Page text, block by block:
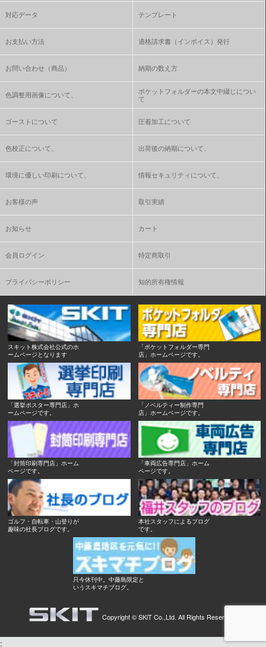
対応データ テンプレート
お支払い方法 適格請求書（インボイス）発行
お問い合わせ（商品） 納期の数え方
色調整用画像について、
ポケットフォルダーの本文中綴じについ
て
ゴーストについて 圧着加工について
色校正について、 出荷後の納期について、
環境に優しい印刷について、 情報セキュリティについて、
お客様の声 取引実績
お知らせ カート
会員ログイン 特定商取引
プライバシーポリシー 知的所有権情報
スキット株式会社公式のホ
ームページとなります
「ポケットフォルダー専門
店」ホームページです。
「選挙ポスター専門店」ホ
ームページです。
「ノベルティー制作専門
店」ホームページです。
「封筒印刷専門店」ホーム
ページです。
「車両広告専門店」ホーム
ページです。
ゴルフ・自転車・山登りが
趣味の社長ブログです。
本社スタッフによるブログ
です。
只今休刊中。中藤島限定と
いうスキマチブログ。
Copyright ©SKiT Co.,Ltd. All Rights Reserved.
;